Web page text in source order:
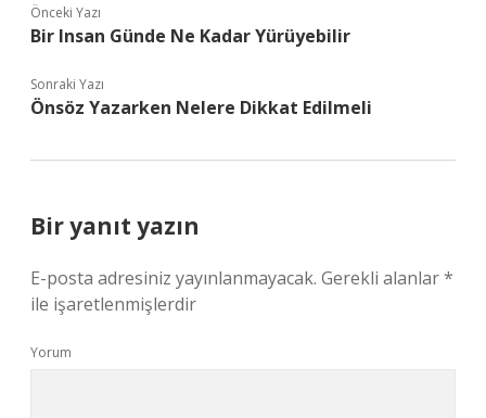
Önceki Yazı
Bir Insan Günde Ne Kadar Yürüyebilir
Sonraki Yazı
Önsöz Yazarken Nelere Dikkat Edilmeli
Bir yanıt yazın
E-posta adresiniz yayınlanmayacak. Gerekli alanlar*
ile işaretlenmişlerdir
Yorum